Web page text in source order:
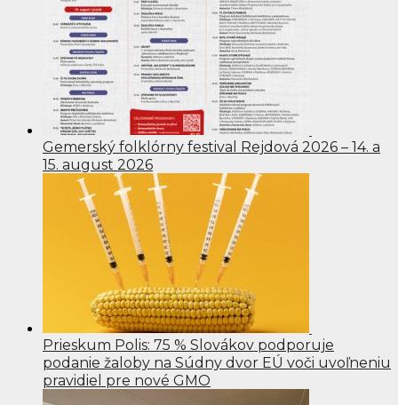
Gemerský folklórny festival Rejdová 2026 – 14. a
15. august 2026
Prieskum Polis: 75 % Slovákov podporuje
podanie žaloby na Súdny dvor EÚ voči uvoľneniu
pravidiel pre nové GMO